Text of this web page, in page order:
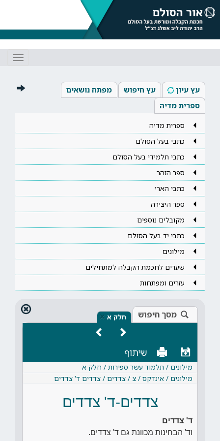
עץ עיון עץ חיפוש
מפתח נושאים
ספרית מדיה
ספרית מדיה
כתבי בעל הסולם
כתבי תלמידי בעל הסולם
ספר הזהר
כתבי הארי
ספר היצירה
מקובלים נוספים
כתבי יד בעל הסולם
מילונים
שערים לחכמת הקבלה למתחילים
עזרים ומפתחות
מסך חיפוש חלק א ×
שיתוף
מילונים / תלמוד עשר ספירות / חלק א
מילונים / אינדקס / צ / צדדים / צדדים ד' צדדים
צדדים-ד' צדדים
ד' צדדים
וד' הבחינות מכוונת גם ד' צדדים.